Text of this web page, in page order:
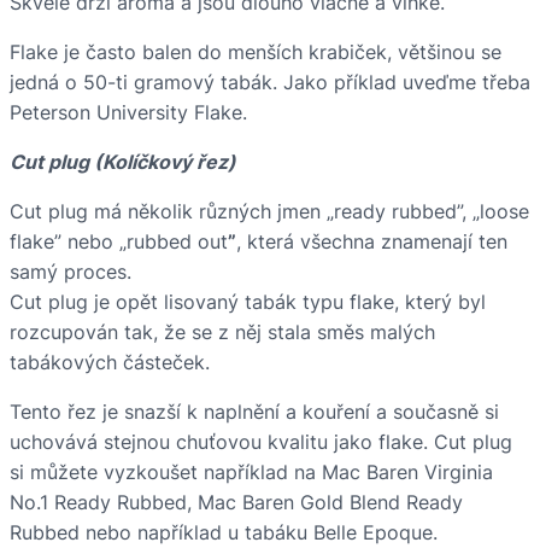
Flake je často balen do menších krabiček, většinou se
jedná o 50-ti gramový tabák. Jako příklad uveďme třeba
Peterson University Flake.
Cut plug (Kolíčkový řez)
Cut plug má několik různých jmen „ready rubbed”, „loose
flake” nebo „rubbed out”, která všechna znamenají ten
samý proces.
Cut plug je opět lisovaný tabák typu flake, který byl
rozcupován tak, že se z něj stala směs malých
tabákových částeček.
Tento řez je snazší k naplnění a kouření a současně si
uchovává stejnou chuťovou kvalitu jako flake. Cut plug
si můžete vyzkoušet například na Mac Baren Virginia
No.1 Ready Rubbed, Mac Baren Gold Blend Ready
Rubbed nebo například u tabáku Belle Epoque.